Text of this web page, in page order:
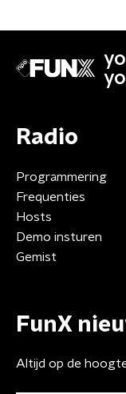
Radio
Programmering
Frequenties
Hosts
Demo insturen
Gemist
FunX
Altijd op de